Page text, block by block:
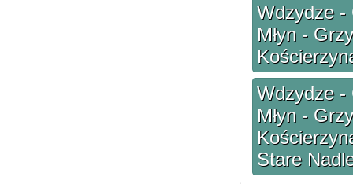
Wdzydze -
Młyn -
Wdzydze -
Młyn -
Stare